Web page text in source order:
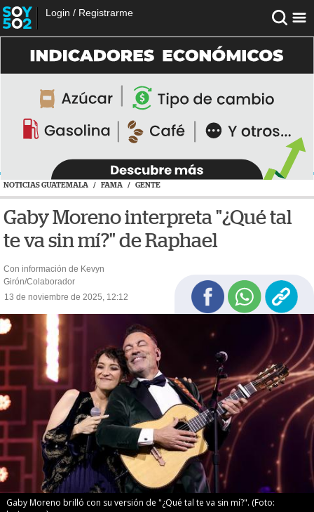
Login / Registrarme
NOTICIAS GUATEMALA / FAMA / GENTE
Gaby Moreno interpreta "¿Qué tal
te va sin mí?" de Raphael
Con información de Kevyn
Girón/Colaborador
13 de noviembre de 2025, 12:12
Gaby Moreno brilló con su versión de "¿Qué tal te va sin mí?". (Foto: